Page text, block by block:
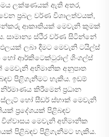
ලක්ෂණයක් ඇති අතර,
ප්‍රබල වර්ණ විශාලත්වයක්,
ආකෘතියක් මෙවැනි කුමක්
සාමාන්‍ය ස්ථිර වර්ණ සිටින්නේ
ලබා දීමට මෙවැනි ටයිල්ස්
හෝ ආර්කිටෙක්ටුරාල් ශිංගල්ස්
අභිමානික අනුපාත
පිළිගැනීමට හැකිය. ඉඩම්
කිරීමෙන් ප්‍රධාන
හෝ සීඩර් ස්හාක් මෙවැනි
ප්‍රදේශයක් පිළිබඳව
මෙවැනි අභිමානික
පිළිබඳව පිළිගැනීමට හැකිය.